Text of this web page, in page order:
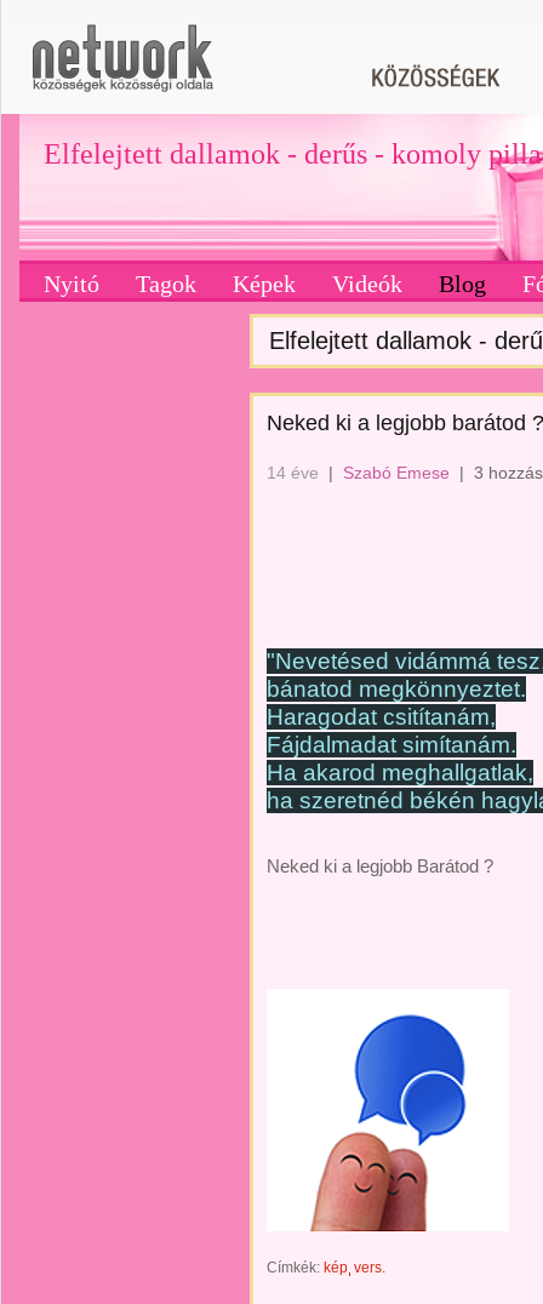
Elfelejtett dallamok - derűs - komoly
Nyitó Tagok Képek Videók Blog
Elfelejtett dallamok -
Neked ki a legjobb barátod ?
14 éve | Szabó Emese | 3
"Nevetésed vidámmá
bánatod megkönnyeztet.
Haragodat csitítanám,
Fájdalmadat simítanám.
Ha akarod meghallgatlak,
ha szeretnéd békén
Neked ki a legjobb Barátod ?
Címkék: kép vers.